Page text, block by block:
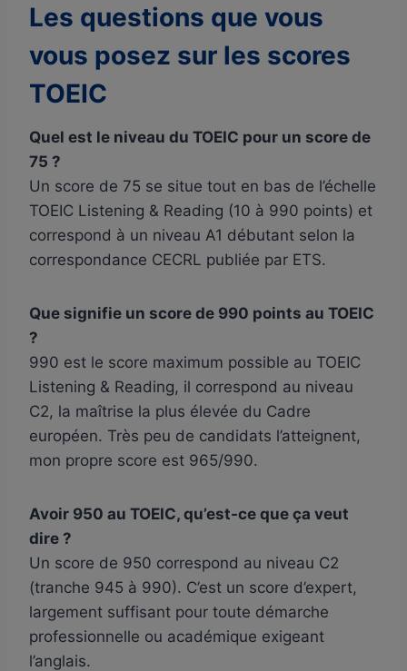
Les questions que vous
vous posez sur les scores
TOEIC
Quel est le niveau du TOEIC pour un score de
75 ?
Un score de 75 se situe tout en bas de l’échelle
TOEIC Listening & Reading (10 à 990 points) et
correspond à un niveau A1 débutant selon la
correspondance CECRL publiée par ETS.
Que signifie un score de 990 points au TOEIC
?
990 est le score maximum possible au TOEIC
Listening & Reading, il correspond au niveau
C2, la maîtrise la plus élevée du Cadre
européen. Très peu de candidats l’atteignent,
mon propre score est 965/990.
Avoir 950 au TOEIC, qu’est-ce que ça veut
dire ?
Un score de 950 correspond au niveau C2
(tranche 945 à 990). C’est un score d’expert,
largement suffisant pour toute démarche
professionnelle ou académique exigeant
l’anglais.